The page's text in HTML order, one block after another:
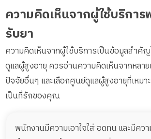
ความคิดเห็นจากผู้ใช้บริกา
รับยา
ความคิดเห็นจากผู้ใช้บริการเป็นข้อมูลสำคั
ดูแลผู้สูงอายุ ควรอ่านความคิดเห็นจากหลา
ปัจจัยอื่นๆ และเลือกศูนย์ดูแลผู้สูงอายุที่เหม
เป็นที่รักของคุณ
พนักงานมีความเอาใจใส่ อดทน และมีคว